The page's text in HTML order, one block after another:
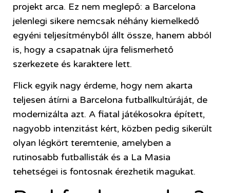
projekt arca. Ez nem meglepő: a Barcelona
jelenlegi sikere nemcsak néhány kiemelkedő
egyéni teljesítményből állt össze, hanem abból
is, hogy a csapatnak újra felismerhető
szerkezete és karaktere lett.
Flick egyik nagy érdeme, hogy nem akarta
teljesen átírni a Barcelona futballkultúráját, de
modernizálta azt. A fiatal játékosokra épített,
nagyobb intenzitást kért, közben pedig sikerült
olyan légkört teremtenie, amelyben a
rutinosabb futballisták és a La Masia
tehetségei is fontosnak érezhetik magukat.